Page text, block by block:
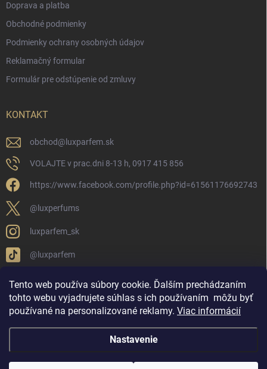
Tento web používa súbory cookie. Ďalším prechádzaním
tohto webu vyjadrujete súhlas s ich používaním môžu byť
používané na personalizované reklamy. Viac informácií
Nastavenie
Doprava a platba
Obchodné podmienky
Podmienky ochrany osobných údajov
Reklamačný formular
Formulár pre odstúpenie od zmluvy
KONTAKT
obchod@ luxparfem.sk
VOLAJTE v prac.dni 8-13 h, 0917 415 856
https://www.facebook.com/profile.php?id=61561176692743
@luxperfums
luxparfem_sk
@luxparfem
LUX PARFÉM NOVÁKY
Lux Parfém Skupina na FB
Lux Parfum - Česká Republika
Lux Parfumok - Hungary
Copyright 2026LUX PARFÉM. Všetky práva vyhradené.Upraviť nastavenie